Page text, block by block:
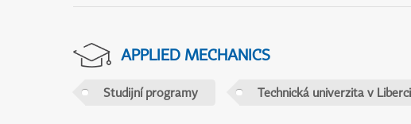
APPLIED MECHANICS
Studijní programy Technická univerzita v Liberci